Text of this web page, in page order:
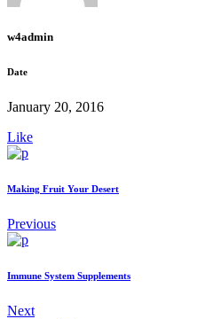
w4admin
Date
January 20, 2016
Like
Mak­ing Fruit Your Desert
Previous
Immune Sys­tem Sup­ple­ments
Next